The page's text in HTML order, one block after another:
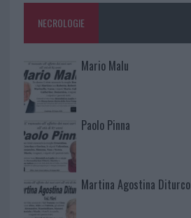
NECROLOGIE
Mario Malu
Paolo Pinna
Martina Agostina Diturco